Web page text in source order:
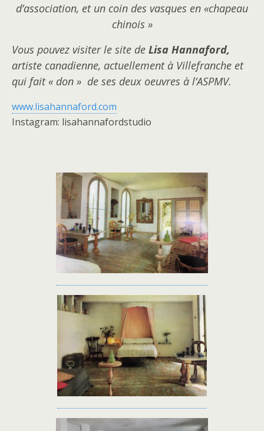
d’association, et un coin des vasques en «chapeau
chinois »
Vous pouvez visiter le site de Lisa Hannaford,
artiste canadienne, actuellement à Villefranche et
qui fait « don » de ses deux oeuvres à l’ASPMV.
www.lisahannaford.com
Instagram: lisahannafordstudio